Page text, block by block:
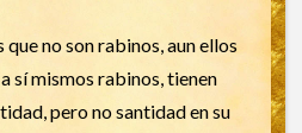
no son rabinos, aun ellos
sí mismos rabinos, tienen
pero no santidad en su